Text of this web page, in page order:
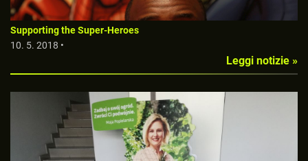
Supporting the Super-Heroes
10. 5. 2018 •
Leggi notizie »